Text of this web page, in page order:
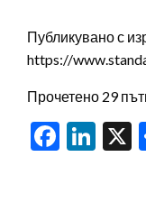
Публикувано с
https://
Прочетено 29